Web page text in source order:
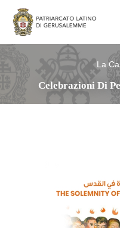
La
Celebrazioni Di